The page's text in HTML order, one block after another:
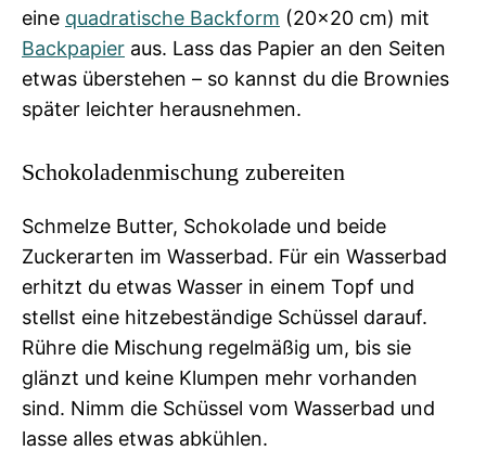
eine quadratische Backform (20×20 cm) mit
Backpapier aus. Lass das Papier an den Seiten
etwas überstehen – so kannst du die Brownies
später leichter herausnehmen.
Schokoladenmischung zubereiten
Schmelze Butter, Schokolade und beide
Zuckerarten im Wasserbad. Für ein Wasserbad
erhitzt du etwas Wasser in einem Topf und
stellst eine hitzebeständige Schüssel darauf.
Rühre die Mischung regelmäßig um, bis sie
glänzt und keine Klumpen mehr vorhanden
sind. Nimm die Schüssel vom Wasserbad und
lasse alles etwas abkühlen.